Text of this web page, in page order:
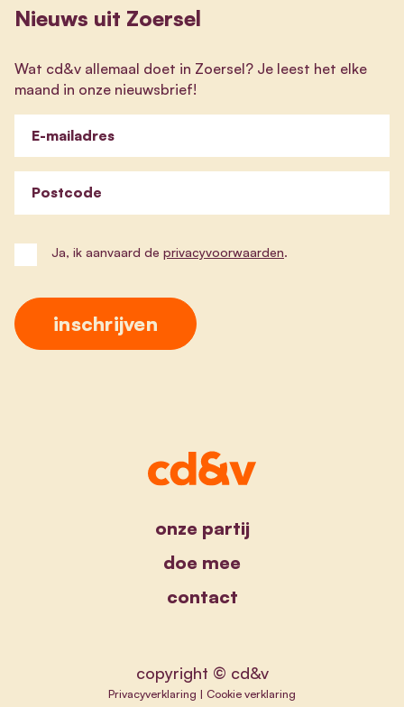
Nieuws uit Zoersel
Wat cd&v allemaal doet in Zoersel? Je leest het elke
maand in onze nieuwsbrief!
E-mailadres
Postcode
Ja, ik aanvaard de privacyvoorwaarden.
onze partij
doe mee
contact
copyright © cd&v
Privacyverklaring | Cookie verklaring